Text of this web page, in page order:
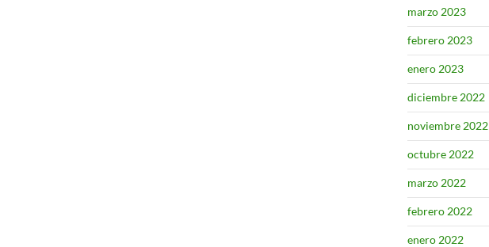
marzo 2023
febrero 2023
enero 2023
diciembre 2022
noviembre 2022
octubre 2022
marzo 2022
febrero 2022
enero 2022